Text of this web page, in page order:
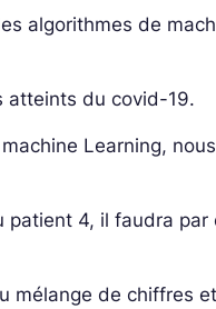
algorithmes de
atteints du covid-19.
Learning,
patient 4, il faudra par
mélange de chiffres